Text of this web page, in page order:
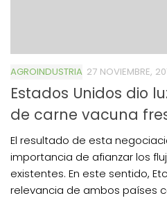
AGROINDUSTRIA 27 NOVIEMBRE,
Estados Unidos dio
de carne vacuna
El resultado de esta
importancia de afianzar los
existentes. En este sentido,
relevancia de ambos países